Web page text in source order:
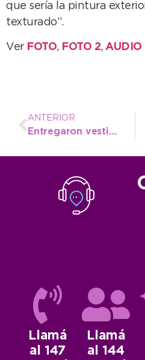
que sería la pintura
texturado”.
Ver FOTO, FOTO 2, AUDIO
ANTERIOR
Entregaron vestimenta nueva para operarios del Corralón
Llamá
al 147
Llamá
al 144